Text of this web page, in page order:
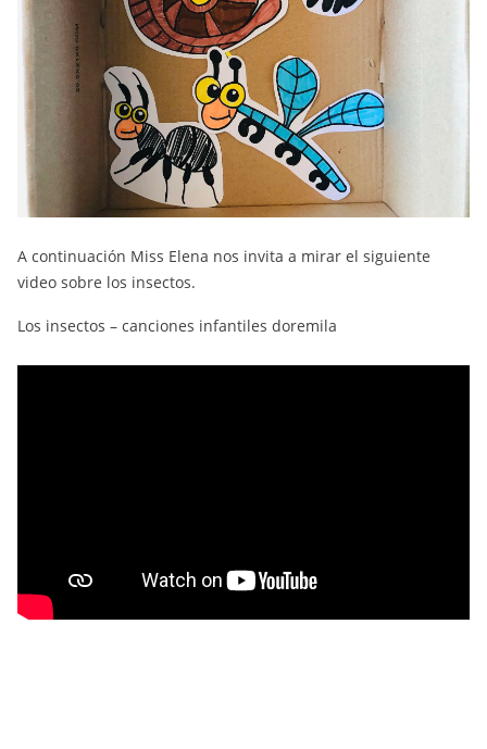
A continuación Miss Elena nos invita a mirar el siguiente
video sobre los insectos.
Los insectos – canciones infantiles doremila